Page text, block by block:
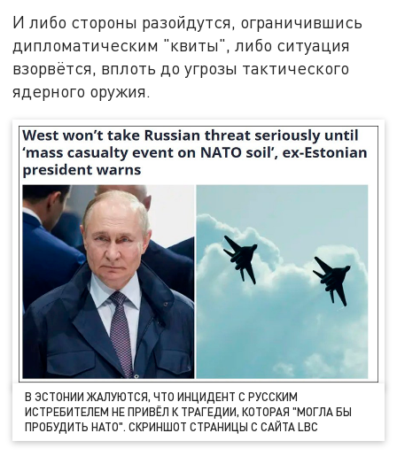
И либо стороны разойдутся, ограничившись
дипломатическим "квиты", либо ситуация
взорвётся, вплоть до угрозы тактического
ядерного оружия.
В ЭСТОНИИ ЖАЛУЮТСЯ, ЧТО ИНЦИДЕНТ С РУССКИМ
ИСТРЕБИТЕЛЕМ НЕ ПРИВЁЛ К ТРАГЕДИИ, КОТОРАЯ "МОГЛА БЫ
ПРОБУДИТЬ НАТО". СКРИНШОТ СТРАНИЦЫ С САЙТА LBC